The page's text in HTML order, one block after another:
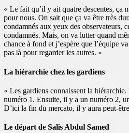
« Le fait qu’il y ait quatre descentes, ça
pour nous. On sait que ça va être très
condamnés aux yeux des observateurs,
condamnés. Mais, on va lutter quand
chance à fond et j’espère que l’équipe
pas là pour regarder les autres. »
La hiérarchie chez les gardiens
« Les gardiens connaissent la
numéro 1. Ensuite, il y a un numéro 2,
D’ici la fin du mercato, il y aura peut-
Le départ de Salis Abdul Samed